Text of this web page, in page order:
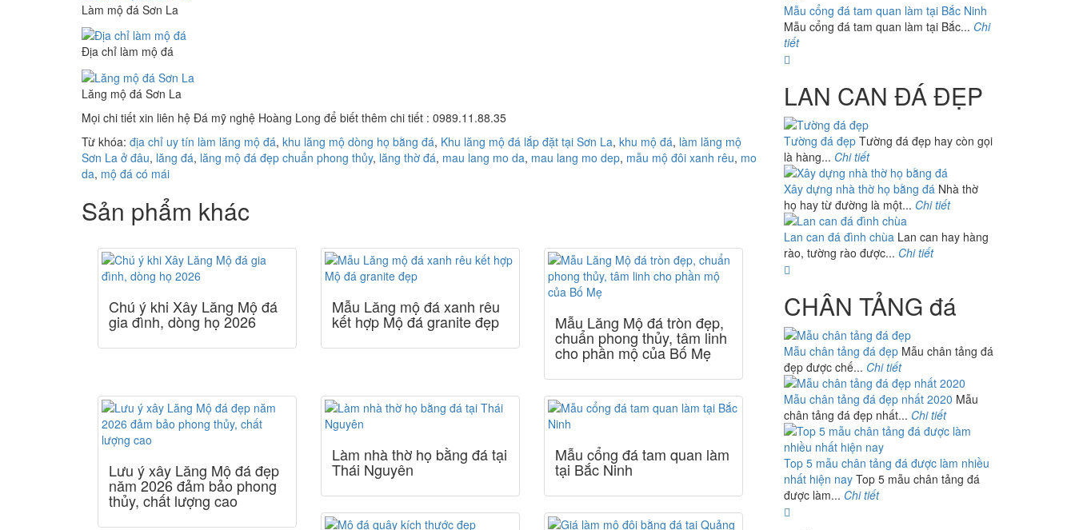
Làm mộ đá Sơn La
Địa chỉ làm mộ đá
Lăng mộ đá Sơn La
Mọi chi tiết xin liên hệ Đá mỹ nghệ Hoàng Long để biết thêm chi tiết : 0989.11.88.35
Từ khóa: địa chỉ uy tín làm lăng mộ đá, khu lăng mộ dòng họ bằng đá, Khu lăng mộ đá lắp đặt tại Sơn La, khu mộ đá, làm lăng mộ
Sơn La ở đâu, lăng đá, lăng mộ đá đẹp chuẩn phong thủy, lăng thờ đá, mau lang mo da, mau lang mo dep, mẫu mộ đôi xanh rêu, mo
da, mộ đá có mái
Sản phẩm khác
Chú ý khi Xây Lăng Mộ đá
gia đình, dòng họ 2026
Mẫu Lăng mộ đá xanh rêu
kết hợp Mộ đá granite đẹp Mẫu Lăng Mộ đá tròn đẹp,
chuẩn phong thủy, tâm linh
cho phần mộ của Bố Mẹ
Lưu ý xây Lăng Mộ đá đẹp
năm 2026 đảm bảo phong
thủy, chất lượng cao
Làm nhà thờ họ bằng đá tại
Thái Nguyên
Mẫu cổng đá tam quan làm
tại Bắc Ninh
Mẫu cổng đá tam quan làm tại Bắc Ninh
Mẫu cổng đá tam quan làm tại Bắc... Chi
tiết
LAN CAN ĐÁ ĐẸP
Tường đá đẹpTường đá đẹp hay còn gọi
là hàng... Chi tiết
Xây dựng nhà thờ họ bằng đáNhà thờ
họ hay từ đường là một... Chi tiết
Lan can đá đình chùaLan can hay hàng
rào, tường rào được... Chi tiết
CHÂN TẢNG đá
Mẫu chân tảng đá đẹpMẫu chân tảng đá
đẹp được chế... Chi tiết
Mẫu chân tảng đá đẹp nhất 2020 Mẫu
chân tảng đá đẹp nhất... Chi tiết
Top 5 mẫu chân tảng đá được làm nhiều
nhất hiện nayTop 5 mẫu chân tảng đá
được làm... Chi tiết